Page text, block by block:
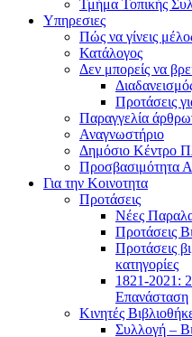
Τμήμα Τοπικής
Υπηρεσιες
Πώς να γίνεις
Κατάλογος
Δεν μπορείς να
Προτάσεις
Παραγγελία
Αναγνωστήριο
Δημόσιο Κέντρο
Προσβασιμότητα
Για την Κοινοτητα
Προτάσεις
Νέες
Προτάσεις
Προτάσεις
κατηγορίες
1821-2021:
Επανάσταση
Κινητές
Συλλογή –